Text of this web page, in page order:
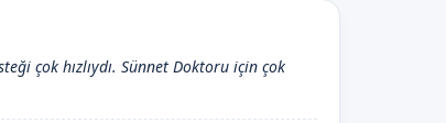
çok hızlıydı. Sünnet Doktoru için çok